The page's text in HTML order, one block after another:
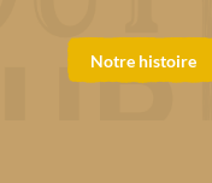
Notre histoire